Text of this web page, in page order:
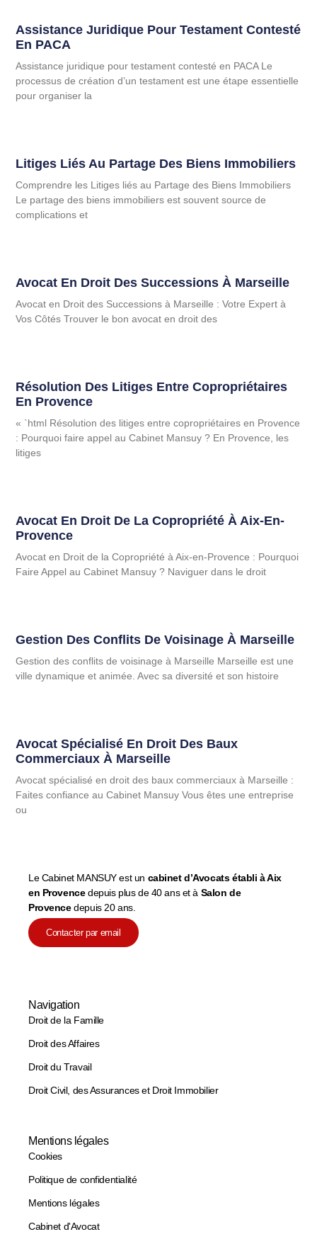
Assistance Juridique Pour Testament Contesté
En PACA
Assistance juridique pour testament contesté en PACA Le
processus de création d’un testament est une étape essentielle
pour organiser la
Litiges Liés Au Partage Des Biens Immobiliers
Comprendre les Litiges liés au Partage des Biens Immobiliers
Le partage des biens immobiliers est souvent source de
complications et
Avocat En Droit Des Successions À Marseille
Avocat en Droit des Successions à Marseille : Votre Expert à
Vos Côtés Trouver le bon avocat en droit des
Résolution Des Litiges Entre Copropriétaires
En Provence
« `html Résolution des litiges entre copropriétaires en Provence
: Pourquoi faire appel au Cabinet Mansuy ? En Provence, les
litiges
Avocat En Droit De La Copropriété À Aix-En-
Provence
Avocat en Droit de la Copropriété à Aix-en-Provence : Pourquoi
Faire Appel au Cabinet Mansuy ? Naviguer dans le droit
Gestion Des Conflits De Voisinage À Marseille
Gestion des conflits de voisinage à Marseille Marseille est une
ville dynamique et animée. Avec sa diversité et son histoire
Avocat Spécialisé En Droit Des Baux
Commerciaux À Marseille
Avocat spécialisé en droit des baux commerciaux à Marseille :
Faites confiance au Cabinet Mansuy Vous êtes une entreprise
ou
Le Cabinet MANSUY est un cabinet d’Avocats établi à Aix
en Provencedepuis plus de 40 ans et à Salon de
Provencedepuis 20 ans.
Contacter par email
Navigation
Droit de la Famille
Droit des Affaires
Droit du Travail
Droit Civil, des Assurances et Droit Immobilier
Mentions légales
Cookies
Politique de confidentialité
Mentions légales
Cabinet d'Avocat